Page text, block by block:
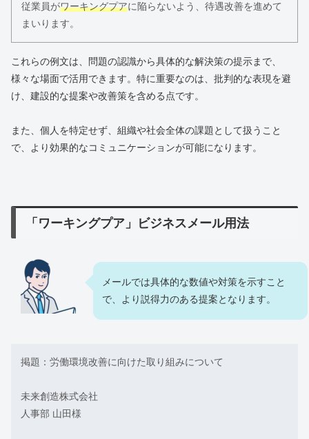
従業員がワーキングプアに陥らないよう、待遇改善を進めて
まいります。
これらの例文は、問題の認識から具体的な解決策の提示まで、
様々な場面で活用できます。特に重要なのは、批判的な表現を避
け、建設的な提案や改善策を含める点です。
また、個人を特定せず、組織や社会全体の課題として扱うこと
で、より効果的なコミュニケーションが可能になります。
「ワーキングプア」ビジネスメール用法
メールでは具体的な数値や対策を示すこと
で、より説得力のある提案となります。
掲題：労働環境改善に向けた取り組みについて
未来創造株式会社
人事部 山田様